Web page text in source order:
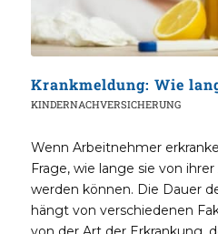
KINDERNACHVERSICHERUNG
Wenn Arbeitnehmer
Frage, wie lange sie von
werden können. Die Dauer
hängt von verschiedenen